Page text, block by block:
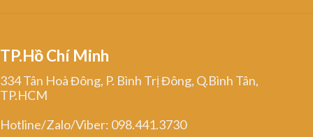
TP.Hồ Chí Minh
334 Tân Hoà Đông, P. Bình Trị Đông, Q.Bình Tân,
TP.HCM
Hotline/Zalo/Viber: 098.441.3730